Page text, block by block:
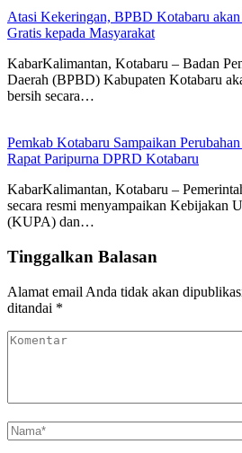
Atasi Kekeringan, BPBD Kotabaru
Gratis kepada Masyarakat
KabarKalimantan, Kotabaru – Badan
Daerah (BPBD) Kabupaten Kotabaru
bersih secara…
Pemkab Kotabaru Sampaikan
Rapat Paripurna DPRD Kotabaru
KabarKalimantan, Kotabaru –
secara resmi menyampaikan Kebijakan
(KUPA) dan…
Tinggalkan Balasan
Alamat email Anda tidak akan
ditandai *